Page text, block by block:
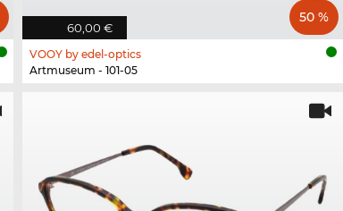
60,00 €
50 %
VOOY by edel-optics
Artmuseum - 101-05